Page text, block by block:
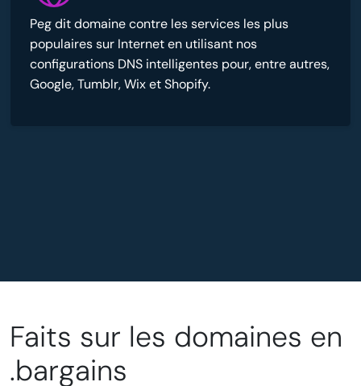
Peg dit domaine contre les services les plus
populaires sur Internet en utilisant nos
configurations DNS intelligentes pour, entre autres,
Google, Tumblr, Wix et Shopify.
Faits sur les domaines en
.bargains